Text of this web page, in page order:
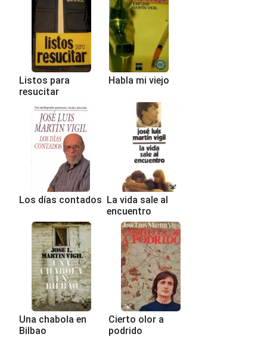
Listos para
resucitar
Habla mi viejo
Los días contados La vida sale al
encuentro
Una chabola en
Bilbao
Cierto olor a
podrido